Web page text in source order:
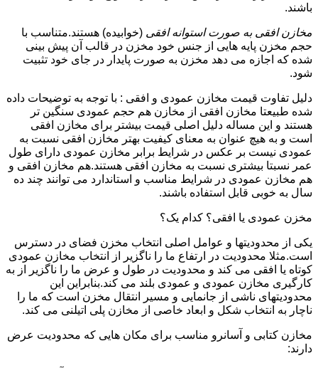
باشند.
مخازن افقی به صورت استوانه افقی (خوابیده) هستند.متناسب با
حجم مخزن پایه هایی از جنس خود مخزن در قالب آن پیش بینی
شده که اجازه می دهد مخزن به صورت پایدار در جای خود تثبیت
شود.
دلیل تفاوت قیمت مخازن عمودی و افقی : با توجه به توضیحات داده
شده طبیعتا مخازن افقی از مخازن هم حجم عمودی سنگین تر
هستند و این مساله دلیل اصلی قیمت بیشتر برای مخازن افقی
است و به هیچ عنوان به معنای کیفیت بهتر مخازن افقی نسبت به
عمودی نیست بر عکس در شرایط برابر مخازن عمودی دارای طول
عمر نسبتا بیشتری نسبت به مخازن افقی هستند.هم مخازن افقی و
هم مخازن عمودی در شرایط مناسب و استاندارد می توانند چند ده
سال به خوبی قابل استفاده باشند.
مخزن عمودی یا افقی؟ کدام یک؟
یکی از محدودیتها و عوامل اصلی انتخاب مخزن فضای در دسترس
است.مثلا محدودیت در ارتفاع ما را ناگزیر از انتخاب مخازن عمودی
کوتاه یا افقی می کند و محدودیت در طول و عرض ما را ناگزیر از به
کارگیری مخازن عمودی و عمودی بلند می کند.بنابراین این
محدودیتهای ناشی از جانمایی و مسیر انتقال مخزن است که ما را
ناچار به انتخاب شکل و ابعاد خاصی از مخازن پلی اتیلنی می کند.
مخازن کتابی و آسانرو مناسب برای مکان هایی که محدودیت عرض
دارند: